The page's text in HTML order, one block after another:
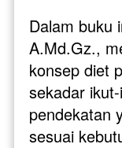
Dalam buku
A.Md.Gz.,
konsep diet
sekadar
pendekatan
sesuai